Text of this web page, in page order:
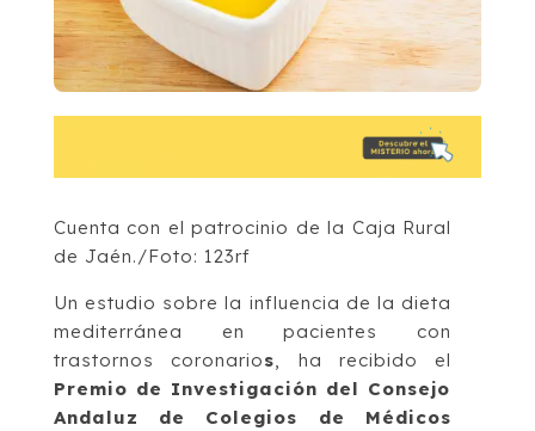
Cuenta con el patrocinio de la Caja Rural
de Jaén./Foto: 123rf
Un estudio sobre la influencia de la dieta
mediterránea en pacientes con
trastornos coronarios, ha recibido el
Premio de Investigación del Consejo
Andaluz de Colegios de Médicos